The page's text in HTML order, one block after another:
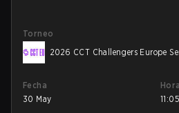
Torneo
2026 CCT Challengers Europe
Fecha
30 May
11:05